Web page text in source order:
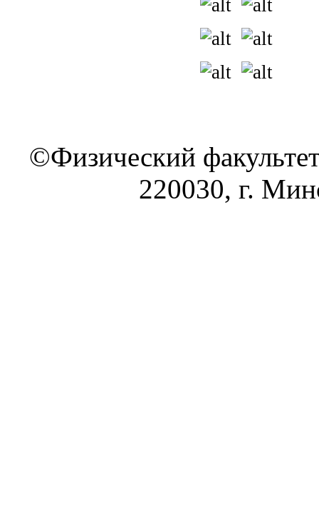
©Физический
220030, г.